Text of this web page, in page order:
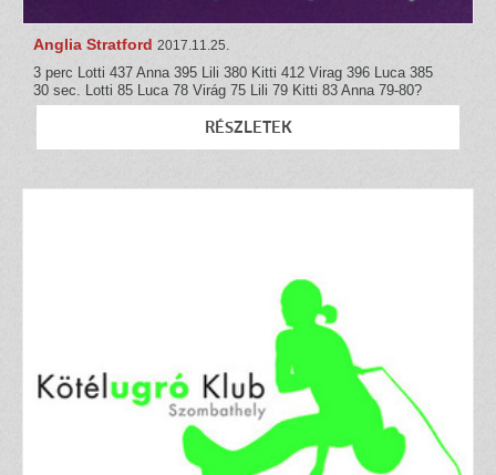
Anglia Stratford 2017.11.25.
3 perc Lotti 437 Anna 395 Lili 380 Kitti 412 Virag 396 Luca 385
30 sec. Lotti 85 Luca 78 Virág 75 Lili 79 Kitti 83 Anna 79-80?
RÉSZLETEK